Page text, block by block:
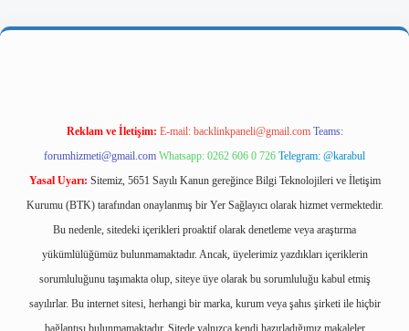
giriş
Reklam ve İletişim: E-mail: backlinkpaneli@gmail.com Teams:
forumhizmeti@gmail.com Whatsapp: 0262 606 0 726 Telegram: @karabul
Yasal Uyarı: Sitemiz, 5651 Sayılı Kanun gereğince Bilgi Teknolojileri ve İletişim
Kurumu (BTK) tarafından onaylanmış bir Yer Sağlayıcı olarak hizmet vermektedir.
Bu nedenle, sitedeki içerikleri proaktif olarak denetleme veya araştırma
yükümlülüğümüz bulunmamaktadır. Ancak, üyelerimiz yazdıkları içeriklerin
sorumluluğunu taşımakta olup, siteye üye olarak bu sorumluluğu kabul etmiş
sayılırlar. Bu internet sitesi, herhangi bir marka, kurum veya şahıs şirketi ile hiçbir
bağlantısı bulunmamaktadır. Sitede yalnızca kendi hazırladığımız makaleler